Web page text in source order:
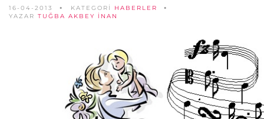
16-04-2013 KATEGORİ HABERLER
YAZAR TUĞBA AKBEY İNAN